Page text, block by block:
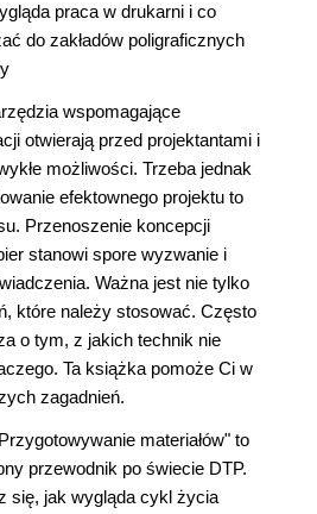
praca w drukarni i co
do zakładów poligraficznych
wspomagające
otwierają przed projektantami i
możliwości. Trzeba jednak
efektownego projektu to
Przenoszenie koncepcji
stanowi spore wyzwanie i
Ważna jest nie tylko
które należy stosować. Często
o tym, z jakich technik nie
Ta książka pomoże Ci w
zagadnień.
materiałów" to
przewodnik po świecie DTP.
się, jak wygląda cykl życia